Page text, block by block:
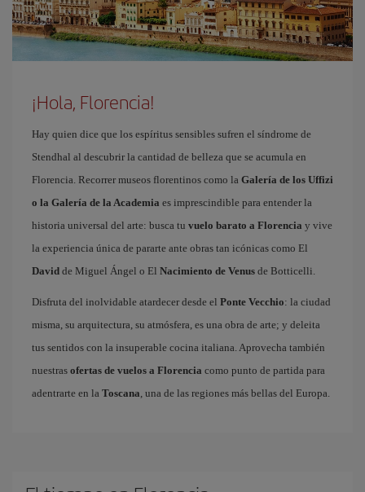
¡Hola, Florencia!
Hay quien dice que los espíritus sensibles sufren el síndrome de
Stendhal al descubrir la cantidad de belleza que se acumula en
Florencia. Recorrer museos florentinos como la Galería de los Uffizi
o la Galería de la Academia es imprescindible para entender la
historia universal del arte: busca tu vuelo barato a Florencia y vive
la experiencia única de pararte ante obras tan icónicas como El
David de Miguel Ángel o El Nacimiento de Venus de Botticelli.
Disfruta del inolvidable atardecer desde el Ponte Vecchio: la ciudad
misma, su arquitectura, su atmósfera, es una obra de arte; y deleita
tus sentidos con la insuperable cocina italiana. Aprovecha también
nuestras ofertas de vuelos a Florencia como punto de partida para
adentrarte en la Toscana, una de las regiones más bellas del Europa.